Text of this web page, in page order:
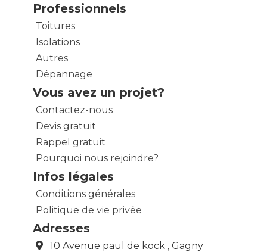
Professionnels
Toitures
Isolations
Autres
Dépannage
Vous avez un projet?
Contactez-nous
Devis gratuit
Rappel gratuit
Pourquoi nous rejoindre?
Infos légales
Conditions générales
Politique de vie privée
Adresses
10 Avenue paul de kock , Gagny